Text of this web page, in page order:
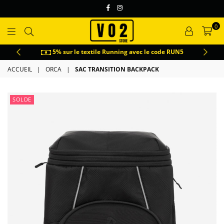
FacebookInstagram
VO2
0
le code RUN5 Livraison express dès le
ACCUEIL | ORCA | SAC TRANSITION BACKPACK
SOLDE